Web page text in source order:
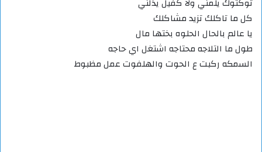
توكتوك يلمني ولا كفيل يذلني
كل ما تاكلك تزيد مشاكلك
يا عالم بالحال الحلوه بختها مال
طول ما التلاجه محتاجه اشتغل اي حاجه
السمكه ركبت ع الحوت والهلفوت عمل مظبوط